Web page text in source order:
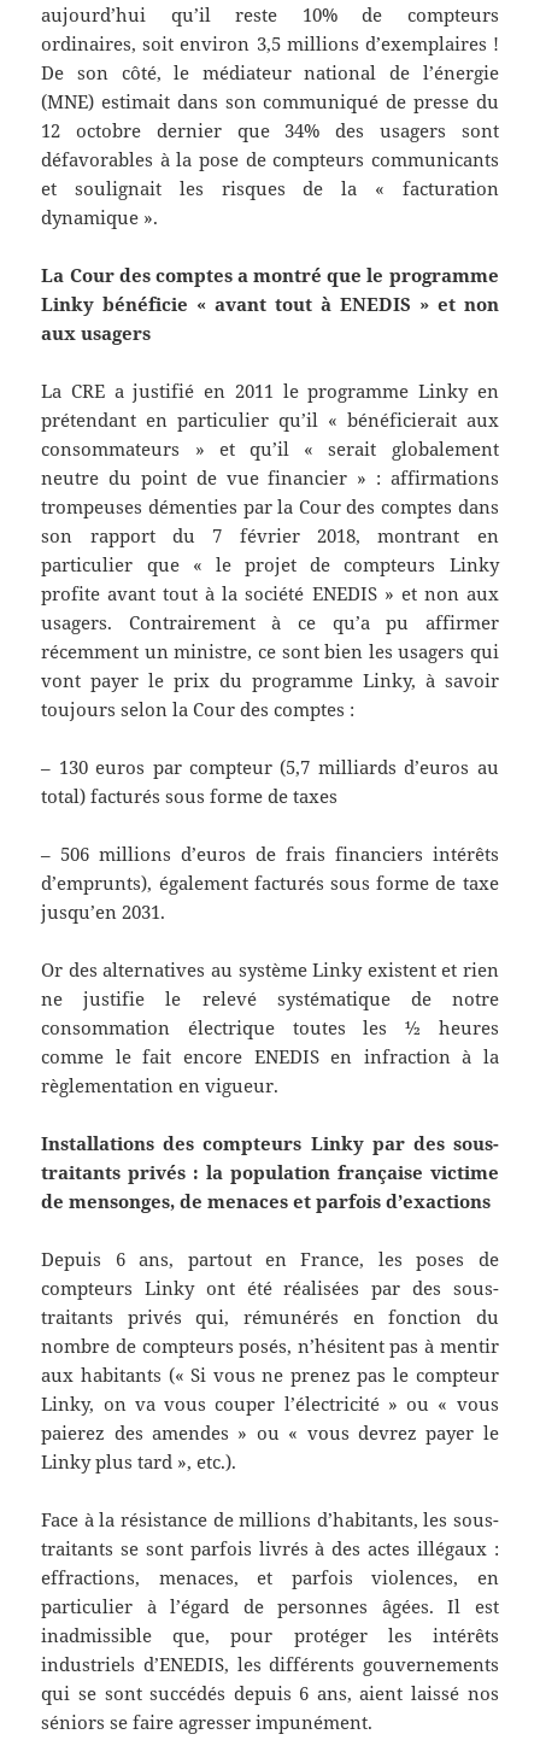
aujourd’hui qu’il reste 10% de compteurs
ordinaires, soit environ 3,5 millions d’exemplaires !
De son côté, le médiateur national de l’énergie
(MNE) estimait dans son communiqué de presse du
12 octobre dernier que 34% des usagers sont
défavorables à la pose de compteurs communicants
et soulignait les risques de la « facturation
dynamique ».
La Cour des comptes a montré que le programme
Linky bénéficie « avant tout à ENEDIS » et non
aux usagers
La CRE a justifié en 2011 le programme Linky en
prétendant en particulier qu’il « bénéficierait aux
consommateurs » et qu’il « serait globalement
neutre du point de vue financier » : affirmations
trompeuses démenties par la Cour des comptes dans
son rapport du 7 février 2018, montrant en
particulier que « le projet de compteurs Linky
profite avant tout à la société ENEDIS » et non aux
usagers. Contrairement à ce qu’a pu affirmer
récemment un ministre, ce sont bien les usagers qui
vont payer le prix du programme Linky, à savoir
toujours selon la Cour des comptes :
– 130 euros par compteur (5,7 milliards d’euros au
total) facturés sous forme de taxes
– 506 millions d’euros de frais financiers intérêts
d’emprunts), également facturés sous forme de taxe
jusqu’en 2031.
Or des alternatives au système Linky existent et rien
ne justifie le relevé systématique de notre
consommation électrique toutes les ½ heures
comme le fait encore ENEDIS en infraction à la
règlementation en vigueur.
Installations des compteurs Linky par des sous-
traitants privés : la population française victime
de mensonges, de menaces et parfois d’exactions
Depuis 6 ans, partout en France, les poses de
compteurs Linky ont été réalisées par des sous-
traitants privés qui, rémunérés en fonction du
nombre de compteurs posés, n’hésitent pas à mentir
aux habitants (« Si vous ne prenez pas le compteur
Linky, on va vous couper l’électricité » ou « vous
paierez des amendes » ou « vous devrez payer le
Linky plus tard », etc.).
Face à la résistance de millions d’habitants, les sous-
traitants se sont parfois livrés à des actes illégaux :
effractions, menaces, et parfois violences, en
particulier à l’égard de personnes âgées. Il est
inadmissible que, pour protéger les intérêts
industriels d’ENEDIS, les différents gouvernements
qui se sont succédés depuis 6 ans, aient laissé nos
séniors se faire agresser impunément.